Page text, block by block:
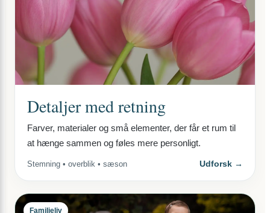
Detaljer med retning
Farver, materialer og små elementer, der får et rum til
at hænge sammen og føles mere personligt.
Stemning • overblik • sæson Udforsk →
Familieliv